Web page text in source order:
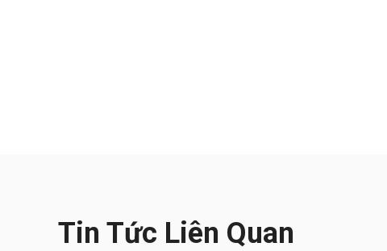
Tin Tức Liên Quan